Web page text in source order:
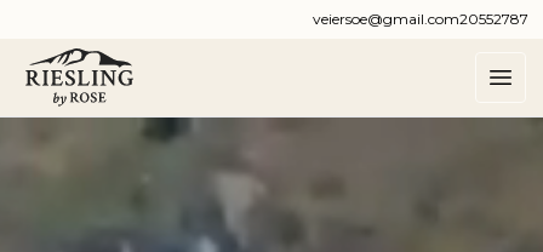
veiersoe@gmail.com20552787